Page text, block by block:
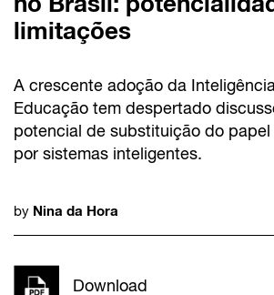
limitações
A crescente adoção da
Educação tem despertado
potencial de substituição do
por sistemas inteligentes.
by Nina da Hora
Download